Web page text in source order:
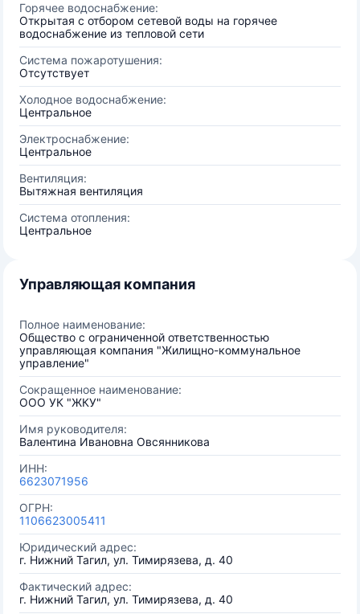
Горячее водоснабжение:
Открытая с отбором сетевой воды на горячее
водоснабжение из тепловой сети
Система пожаротушения:
Отсутствует
Холодное водоснабжение:
Центральное
Электроснабжение:
Центральное
Вентиляция:
Вытяжная вентиляция
Система отопления:
Центральное
Управляющая компания
Полное наименование:
Общество с ограниченной ответственностью
управляющая компания "Жилищно-коммунальное
управление"
Сокращенное наименование:
ООО УК "ЖКУ"
Имя руководителя:
Валентина Ивановна Овсянникова
ИНН:
6623071956
ОГРН:
1106623005411
Юридический адрес:
г. Нижний Тагил, ул. Тимирязева, д. 40
Фактический адрес:
г. Нижний Тагил, ул. Тимирязева, д. 40